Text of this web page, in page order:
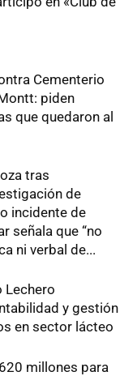
Cementerio
piden
que quedaron al
tras
de
incidente de
señala que “no
ni verbal de...
Lechero
y gestión
en sector lácteo
millones para